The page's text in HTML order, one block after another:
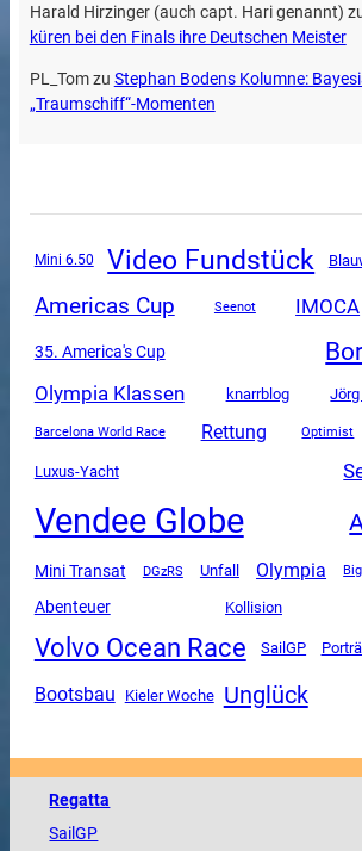
Harald Hirzinger (auch capt. Hari genannt)
küren bei den Finals ihre Deutschen Meister
PL_Tomzu Stephan Bodens Kolumne:
„Traumschiff“-Momenten
Mini 6.50 Video Fundstück
Americas Cup Seenot IMOCA
35. America's Cup
Olympia Klassen knarrblog
Barcelona World Race Rettung Optimist
Luxus-Yacht
Vendee Globe
Mini Transat DGzRS Unfall Olympia
Abenteuer Kollision
Volvo Ocean Race SailGP
Bootsbau Kieler Woche Unglück
Regatta
SailGP